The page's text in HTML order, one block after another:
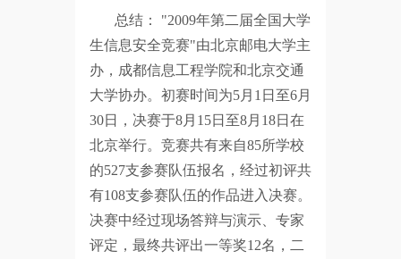
总结： "2009年第二届全国大学
生信息安全竞赛"由北京邮电大学主
办，成都信息工程学院和北京交通
大学协办。初赛时间为5月1日至6月
30日，决赛于8月15日至8月18日在
北京举行。竞赛共有来自85所学校
的527支参赛队伍报名，经过初评共
有108支参赛队伍的作品进入决赛。
决赛中经过现场答辩与演示、专家
评定，最终共评出一等奖12名，二